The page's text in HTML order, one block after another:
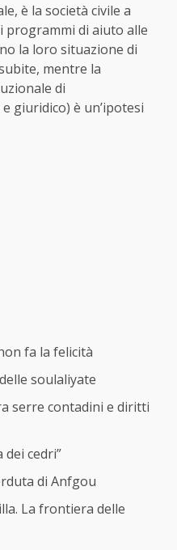
è la società civile a
programmi di aiuto alle
la loro situazione di
mentre la
di
giuridico) è un’ipotesi
fa la felicità
soulaliyate
serre contadini e diritti
dei cedri”
di Anfgou
La frontiera delle